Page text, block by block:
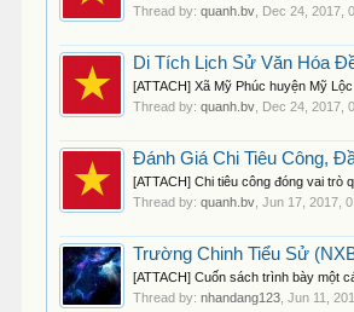
Thread by:quanh.bv Dec 24, 2017 ,
Di Tích Lịch Sử Văn Hóa
[ATTACH] Xã Mỹ Phúc huyện Mỹ
Thread by:quanh.bv Dec 24, 2017 ,
Đánh Giá Chi Tiêu Công,
[ATTACH] Chi tiêu công đóng vai trò
Thread by:quanh.bv ,Jun 17, 2017 ,
Trường Chinh Tiểu Sử
[ATTACH] Cuốn sách trình bày một
Thread by:nhandang123 ,Jun 11,